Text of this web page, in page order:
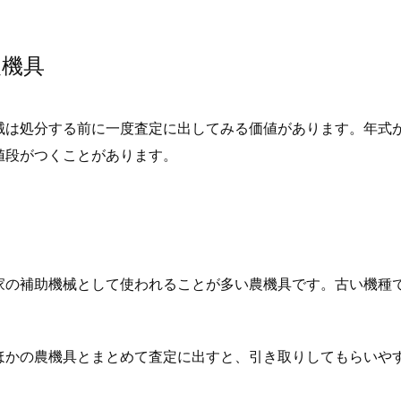
具
処分する前に一度査定に出してみる価値があります。年
がつくことがあります。
補助機械として使われることが多い農機具です。古い機
の農機具とまとめて査定に出すと、引き取りしてもらいや